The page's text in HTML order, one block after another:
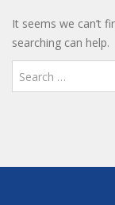
It seems we can’t
searching can help.